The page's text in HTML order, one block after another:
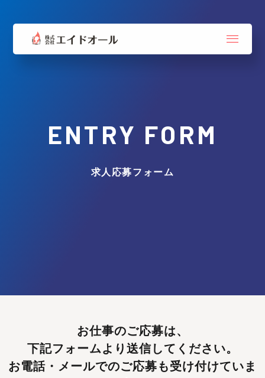
ENTRY FORM
求人応募フォーム
お仕事のご応募は、
下記フォームより送信してください。
お電話・メールでのご応募も受け付けていま